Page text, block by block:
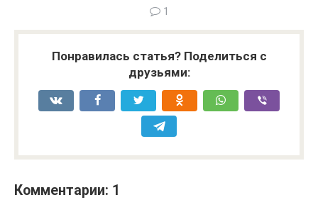
1
Понравилась статья? Поделиться с
друзьями:
Комментарии: 1